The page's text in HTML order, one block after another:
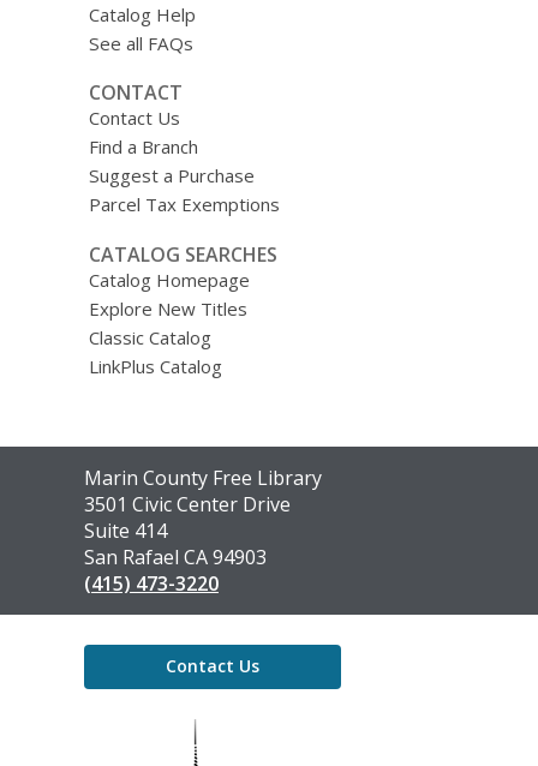
Catalog Help
See all FAQs
CONTACT
Contact Us
Find a Branch
Suggest a Purchase
Parcel Tax Exemptions
CATALOG SEARCHES
Catalog Homepage
Explore New Titles
Classic Catalog
LinkPlus Catalog
Contact
the
Library
Marin County Free Library
3501 Civic Center Drive
Suite 414
San Rafael CA 94903
(415) 473-3220
Contact Us